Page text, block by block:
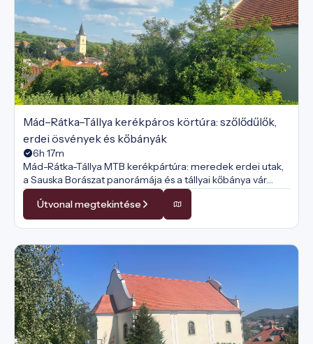
Mád–Rátka–Tállya kerékpáros körtúra: szőlődűlők,
erdei ösvények és kőbányák
6h 17m
Mád-Rátka-Tállya MTB kerékpártúra: meredek erdei utak,
a Sauska Borászat panorámája és a tállyai kőbánya vár
ezen a sportos, szőlődűlős körtúrán.
Útvonal megtekintése